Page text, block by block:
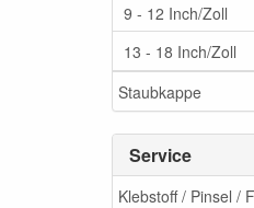
9 - 12 Inch/Zoll
13 - 18 Inch/Zoll
Staubkappe
Service
Klebstoff / Pinsel /